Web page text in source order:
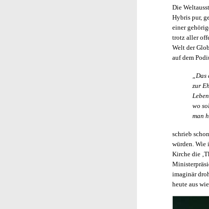
Die
Hybris pur,
einer
trotz aller
Welt der
auf dem
„Das
zur
wo
man
schrieb
würden. Wie
Kirche die
imaginär
heute aus